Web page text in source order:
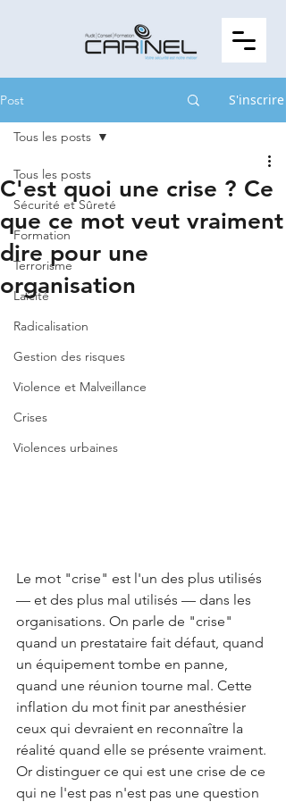
Post S'inscrire
Tous les posts
Sécurité et Sûreté
Formation
Terrorisme
Laïcité
Radicalisation
Gestion des risques
Violence et Malveillance
Crises
Violences urbaines
Tous les posts
C'est quoi une crise ? Ce
que ce mot veut vraiment
dire pour une
organisation
Le mot "crise" est l'un des plus utilisés
— et des plus mal utilisés — dans les
organisations. On parle de "crise"
quand un prestataire fait défaut, quand
un équipement tombe en panne,
quand une réunion tourne mal. Cette
inflation du mot finit par anesthésier
ceux qui devraient en reconnaître la
réalité quand elle se présente vraiment.
Or distinguer ce qui est une crise de ce
qui ne l'est pas n'est pas une question